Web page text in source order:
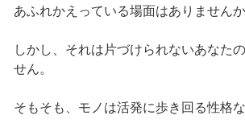
あふれかえっている場面はありません
しかし、それは片づけられないあなた
せん。
そもそも、モノは活発に歩き回る性格な